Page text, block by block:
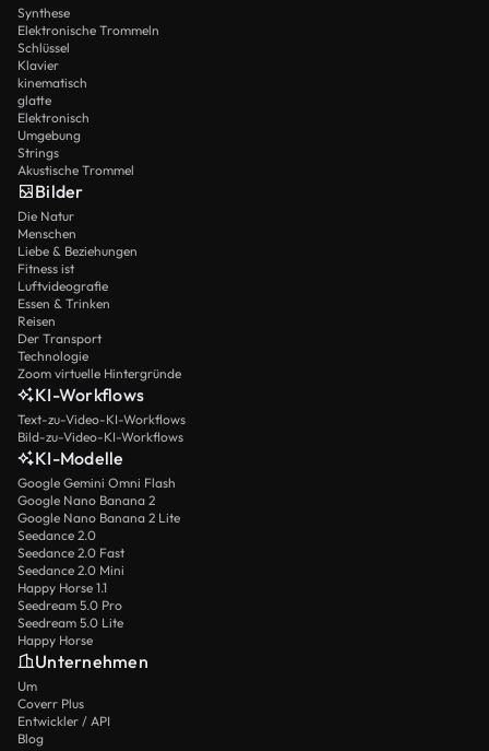
Synthese
Elektronische Trommeln
Schlüssel
Klavier
kinematisch
glatte
Elektronisch
Umgebung
Strings
Akustische Trommel
Bilder
Die Natur
Menschen
Liebe & Beziehungen
Fitness ist
Luftvideografie
Essen & Trinken
Reisen
Der Transport
Technologie
Zoom virtuelle Hintergründe
KI-Workflows
Text-zu-Video-KI-Workflows
Bild-zu-Video-KI-Workflows
KI-Modelle
Google Gemini Omni Flash
Google Nano Banana 2
Google Nano Banana 2 Lite
Seedance 2.0
Seedance 2.0 Fast
Seedance 2.0 Mini
Happy Horse 1.1
Seedream 5.0 Pro
Seedream 5.0 Lite
Happy Horse
Unternehmen
Um
Coverr Plus
Entwickler / API
Blog